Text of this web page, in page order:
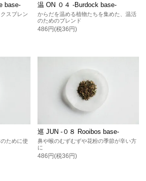
base-
スブレン
温 ON ０４ -Burdock base-
からだを温める植物たちを集めた、温活
のためのブレンド
486円(税36円)
ために使
巡 JUN -０８ Rooibos base-
鼻や喉のむずむずや花粉の季節が辛い方
に
486円(税36円)